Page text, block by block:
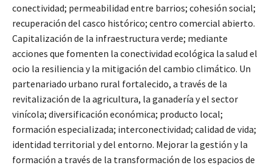
conectividad; permeabilidad entre barrios; cohesión social;
recuperación del casco histórico; centro comercial abierto.
Capitalización de la infraestructura verde; mediante
acciones que fomenten la conectividad ecológica la salud el
ocio la resiliencia y la mitigación del cambio climático. Un
partenariado urbano rural fortalecido, a través de la
revitalización de la agricultura, la ganadería y el sector
vinícola; diversificación económica; producto local;
formación especializada; interconectividad; calidad de vida;
identidad territorial y del entorno. Mejorar la gestión y la
formación a través de la transformación de los espacios de